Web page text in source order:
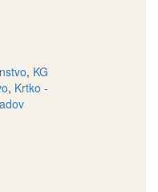
, KG
, Krtko -